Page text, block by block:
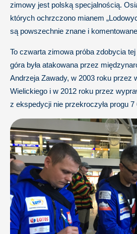
zimowy jest polską specjalnością.
których ochrzczono mianem
są powszechnie znane i
To czwarta zimowa próba zdobycia
góra była atakowana przez
Andrzeja Zawady, w 2003 roku przez
Wielickiego i w 2012 roku przez
z ekspedycji nie przekroczyła progu 7